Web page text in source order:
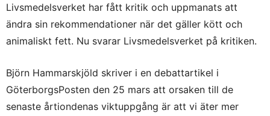
Livsmedelsverket har fått kritik och uppmanats att
ändra sin rekommendationer när det gäller kött och
animaliskt fett. Nu svarar Livsmedelsverket på kritiken.
Björn Hammarskjöld skriver i en debattartikel i
GöterborgsPosten den 25 mars att orsaken till de
senaste årtiondenas viktuppgång är att vi äter mer